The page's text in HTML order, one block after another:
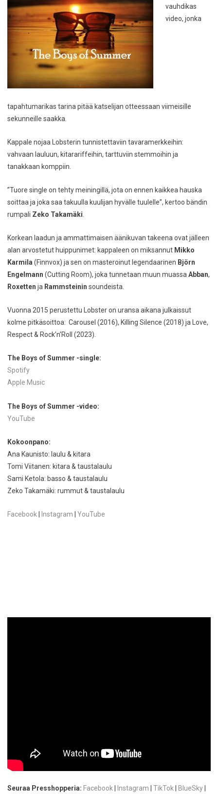
vauhdikas
video, jonka
tapahtumarikas tarina pitää katselijan otteessaan viimeisille
sekunneille saakka.
Kappale nojaa Lobsterin tunnistettaviin tavaramerkkeihin:
vahvaan lauluun, kitarariffeihin, tarttuviin stemmoihin ja
tanakkaan komppiin.
”Tuore single on tehty meiningillä, jota on ennen kaikkea hauska
soittaa ja joka saa takuulla kuulijan hyvälle tuulelle”, kertoo bändin
rumpali Zeko Takamäki
Korkean laadun ja ammattimaisen äänikuvan takeena ovat jälleen
alan arvostetut huippunimet: kappaleen on miksannut Mikko
Karmila (Finnvox) ja sen on masteroinut legendaarinen Björn
Engelmann (Cutting Room), joka tunnetaan muun muassaAbban,
Roxetten ja Rammsteinin soundeista.
Vuonna 2015 perustettu Lobster on uransa aikana julkaissut
kolme pitkäsoittoa: Carousel (2016), Killing Silence (2018) ja Love,
Respect & Rock’n’Roll
(2023).
The Boys of Summer -single:
Spotify
Apple Music
The Boys of Summer -video:
YouTube
Kokoonpano:
Ana Kaunisto: laulu & kitara
Tomi Viitanen: kitara & taustalaulu
Sami Ketola: basso & taustalaulu
Zeko Takamäki: rummut & taustalaulu
Facebook Instagram YouTube
Seuraa Presshopperia: Facebook Instagram TikTok BlueSky